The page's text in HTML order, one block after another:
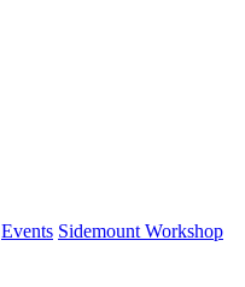
Events Sidemount Workshop